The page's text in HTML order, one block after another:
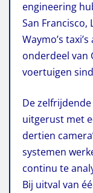
engineering
San Francisco,
Waymo’s
onderdeel van
voertuigen
De
uitgerust met
dertien
systemen
continu te
Bij uitval van